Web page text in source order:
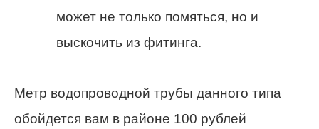
может не только помяться, но и
выскочить из фитинга.
Метр водопроводной трубы данного типа
обойдется вам в районе 100 рублей